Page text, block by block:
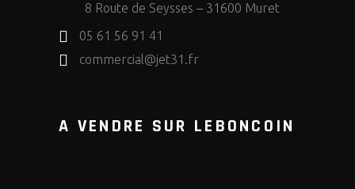
8 Route de Seysses – 31600 Muret
05 61 56 91 41
commercial@jet31.fr
A VENDRE SUR LEBONCOIN